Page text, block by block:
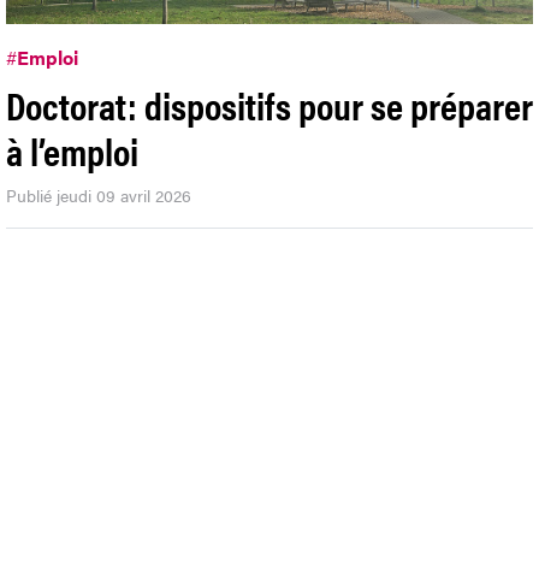
#Emploi
Doctorat: dispositifs pour se préparer
à l’emploi
Publié jeudi 09 avril 2026